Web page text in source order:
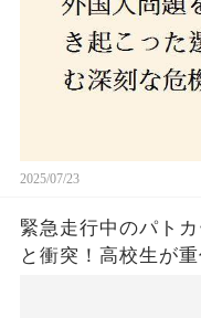
関心な層が動いた
2025/07/23
緊急走行中のパト
と衝突！高校生が